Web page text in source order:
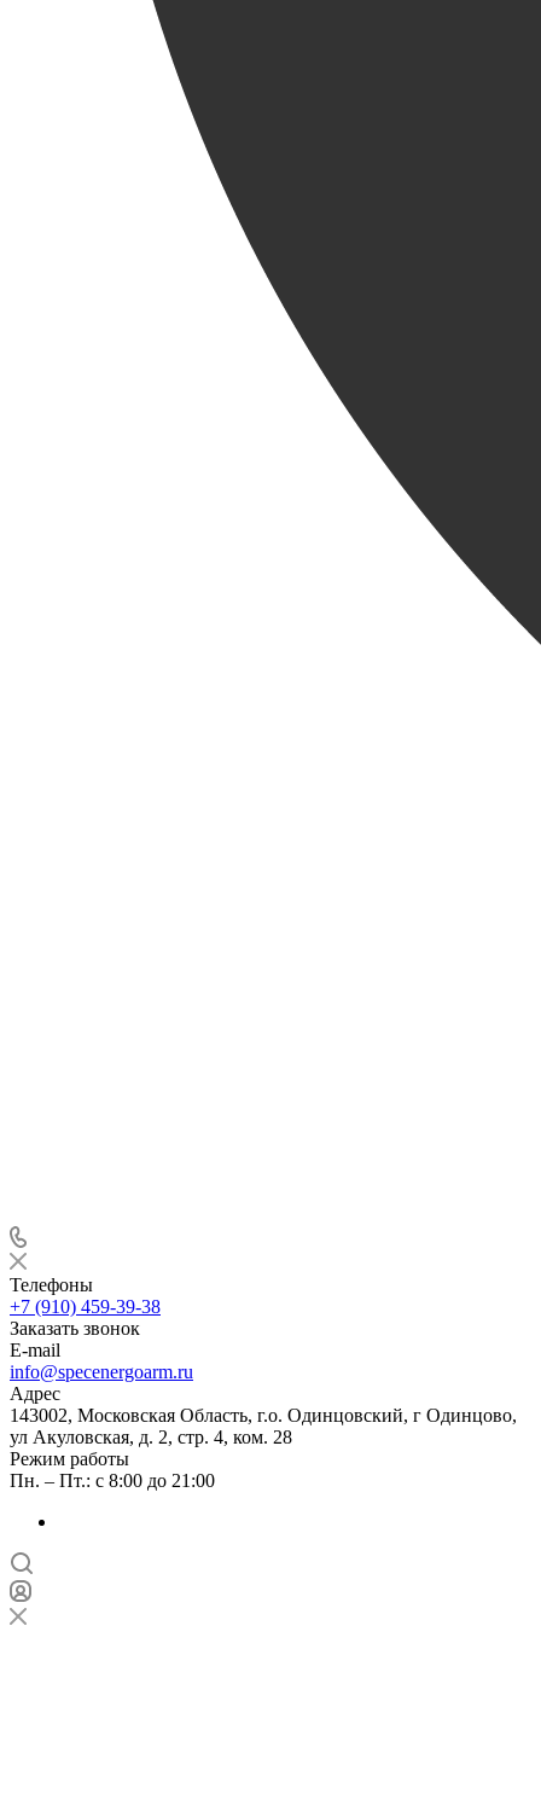
Телефоны
+7 (910) 459-39-38
Заказать звонок
E-mail
info@specenergoarm.ru
Адрес
143002, Московская Область, г.о. Одинцовский, г Одинцово,
ул Акуловская, д. 2, стр. 4, ком. 28
Режим работы
Пн. – Пт.: с 8:00 до 21:00